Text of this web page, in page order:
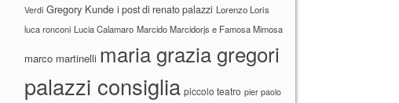
Verdi Gregory Kunde i post di renato palazzi Lorenzo Loris
luca ronconi Lucia Calamaro Marcido Marcidorjs e Famosa Mimosa
marco martinelli maria grazia gregori
palazzi consiglia piccolo teatro pier paolo